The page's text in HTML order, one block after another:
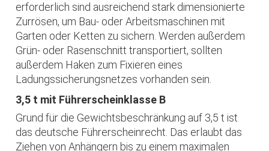
erforderlich sind ausreichend stark dimensionierte
Zurrösen, um Bau- oder Arbeitsmaschinen mit
Garten oder Ketten zu sichern. Werden außerdem
Grün- oder Rasenschnitt transportiert, sollten
außerdem Haken zum Fixieren eines
Ladungssicherungsnetzes vorhanden sein.
3,5 t mit Führerscheinklasse B
Grund für die Gewichtsbeschränkung auf 3,5 t ist
das deutsche Führerscheinrecht. Das erlaubt das
Ziehen von Anhängern bis zu einem maximalen